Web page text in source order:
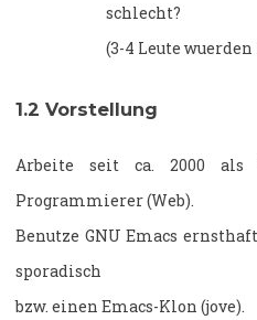
schlecht?
(3-4 Leute
1.2 Vorstellung
Arbeite seit ca. 2000 als
Programmierer (Web).
Benutze GNU Emacs
sporadisch
bzw. einen Emacs-Klon (jove).